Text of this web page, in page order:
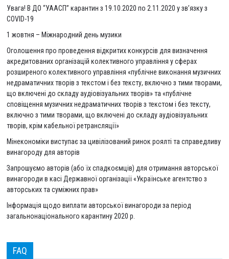
Увага! В ДО “УААСП” карантин з 19.10.2020 по 2.11.2020 у зв’язку з
COVID-19
1 жовтня – Міжнародний день музики
Оголошення про проведення відкритих конкурсів для визначення
акредитованих організацій колективного управління у сферах
розширеного колективного управління «публічне виконання музичних
недраматичних творів з текстом і без тексту, включно з тими творами,
що включені до складу аудіовізуальних творів» та «публічне
сповіщення музичних недраматичних творів з текстом і без тексту,
включно з тими творами, що включені до складу аудіовізуальних
творів, крім кабельної ретрансляції»
Мінекономіки виступає за цивілізований ринок роялті та справедливу
винагороду для авторів
Запрошуємо авторів (або їх спадкоємців) для отримання авторської
винагороди в касі Державної організації «Українське агентство з
авторських та суміжних прав»
Інформація щодо виплати авторської винагороди за період
загальнонаціонального карантину 2020 р.
FAQ